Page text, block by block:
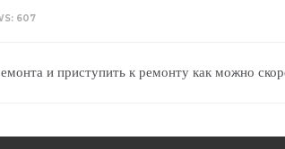
607
и приступить к ремонту как можно